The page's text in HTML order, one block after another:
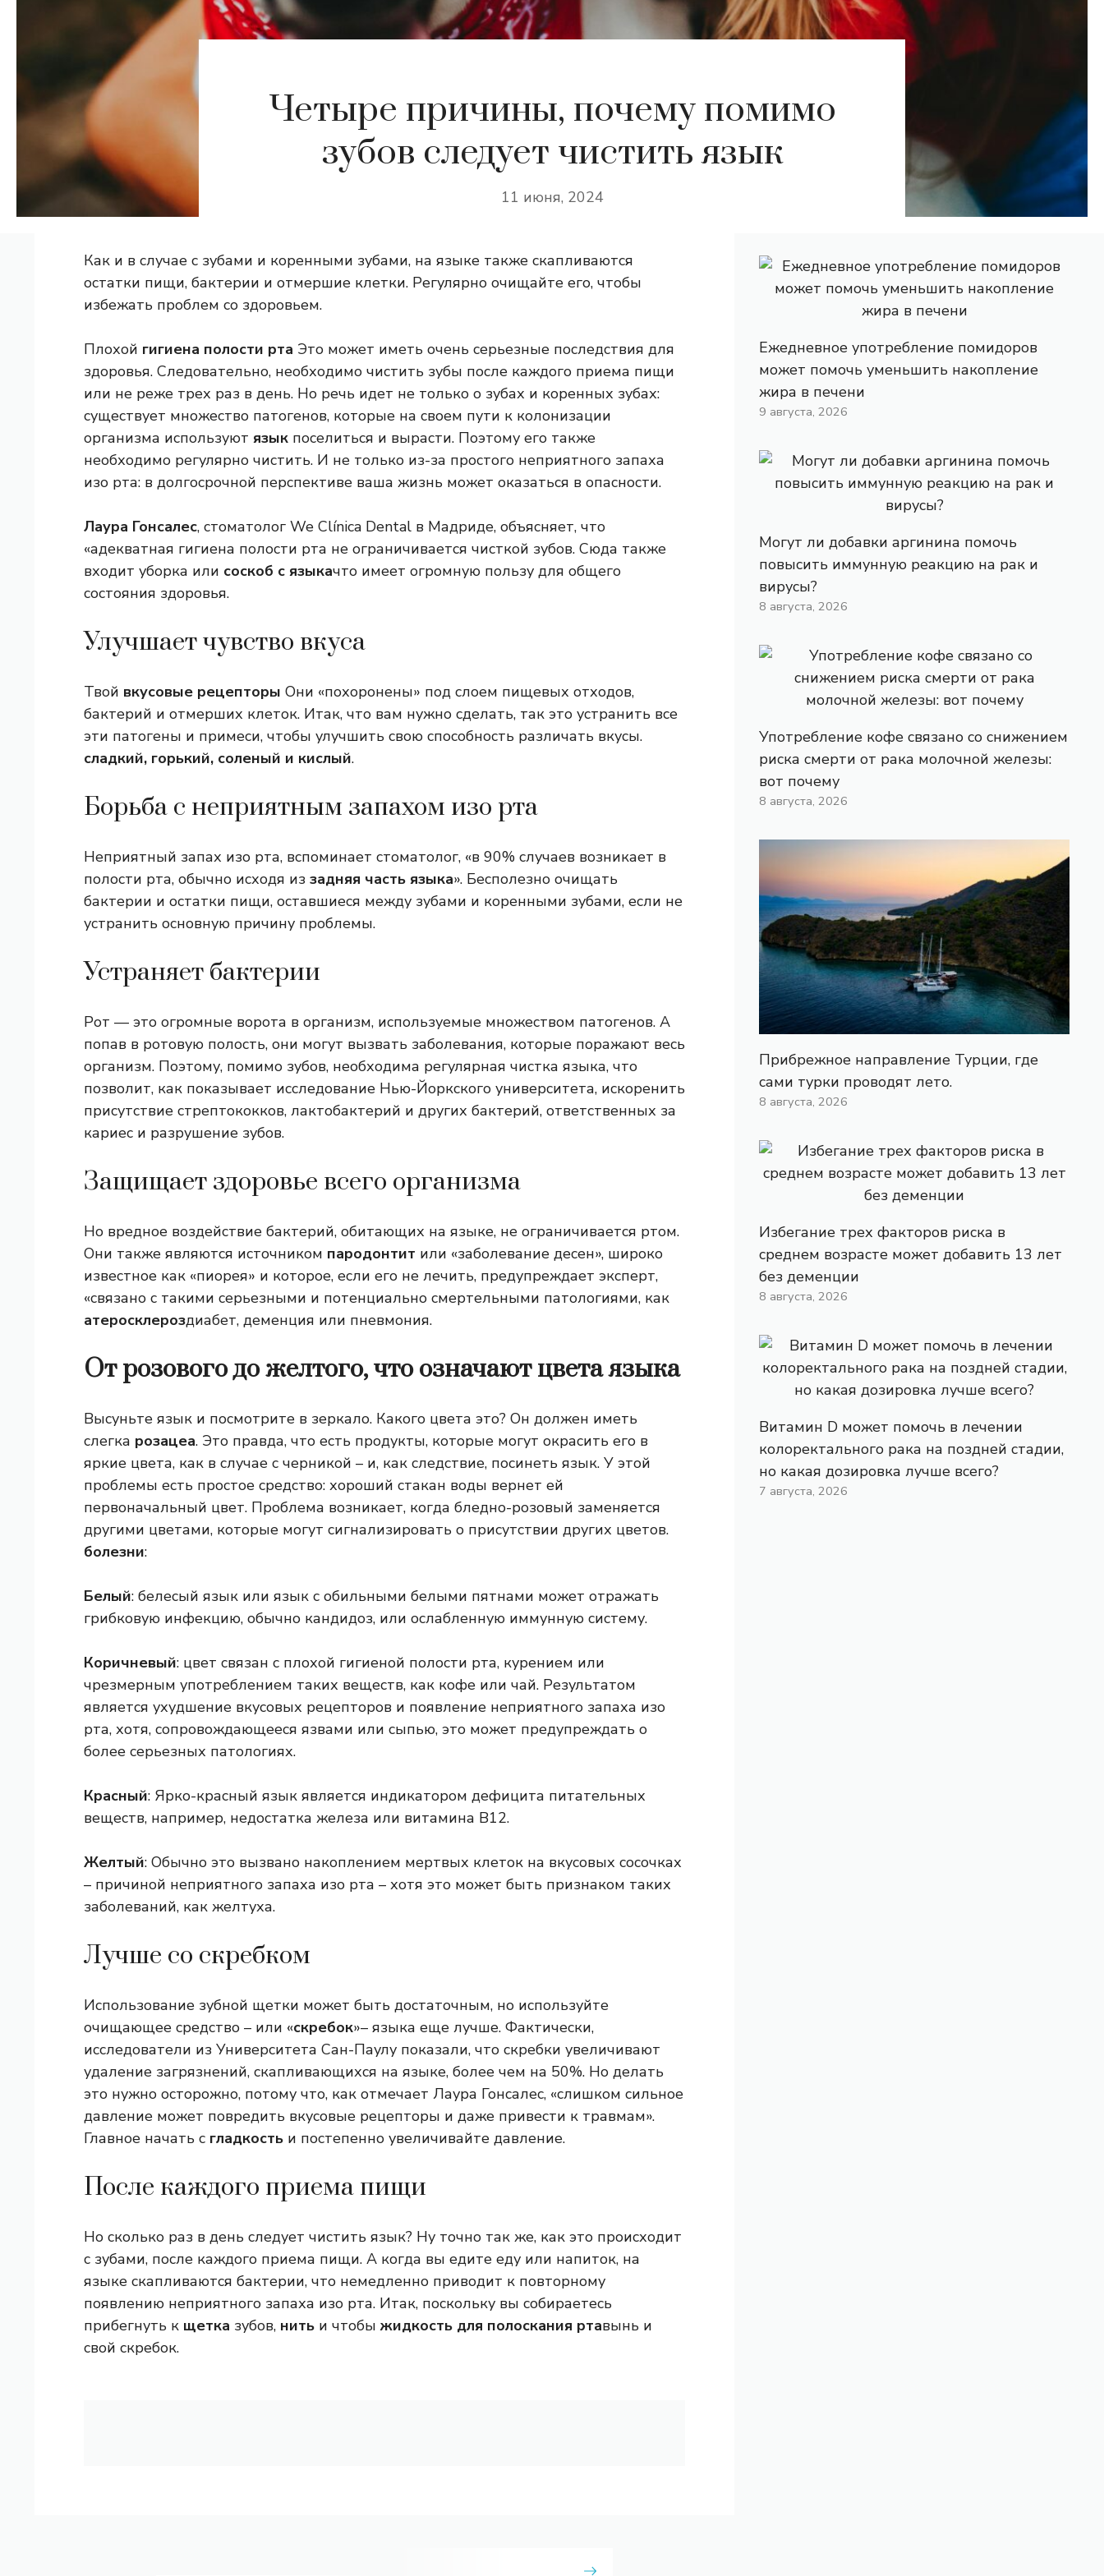
Четыре причины, почему помимо
зубов следует чистить язык
11 июня, 2024
Как и в случае с зубами и коренными зубами, на языке также скапливаются
остатки пищи, бактерии и отмершие клетки. Регулярно очищайте его, чтобы
избежать проблем со здоровьем.
Плохой гигиена полости рта Это может иметь очень серьезные последствия для
здоровья. Следовательно, необходимо чистить зубы после каждого приема пищи
или не реже трех раз в день. Но речь идет не только о зубах и коренных зубах:
существует множество патогенов, которые на своем пути к колонизации
организма используют язык поселиться и вырасти. Поэтому его также
необходимо регулярно чистить. И не только из-за простого неприятного запаха
изо рта: в долгосрочной перспективе ваша жизнь может оказаться в опасности.
Лаура Гонсалес, стоматолог We Clínica Dental в Мадриде, объясняет, что
«адекватная гигиена полости рта не ограничивается чисткой зубов. Сюда также
входит уборка или соскоб с языкачто имеет огромную пользу для общего
состояния здоровья.
Улучшает чувство вкуса
Твой вкусовые рецепторы Они «похоронены» под слоем пищевых отходов,
бактерий и отмерших клеток. Итак, что вам нужно сделать, так это устранить все
эти патогены и примеси, чтобы улучшить свою способность различать вкусы.
сладкий, горький, соленый и кислый.
Борьба с неприятным запахом изо рта
Неприятный запах изо рта, вспоминает стоматолог, «в 90% случаев возникает в
полости рта, обычно исходя из задняя часть языка». Бесполезно очищать
бактерии и остатки пищи, оставшиеся между зубами и коренными зубами, если не
устранить основную причину проблемы.
Устраняет бактерии
Рот — это огромные ворота в организм, используемые множеством патогенов. А
попав в ротовую полость, они могут вызвать заболевания, которые поражают весь
организм. Поэтому, помимо зубов, необходима регулярная чистка языка, что
позволит, как показывает исследование Нью-Йоркского университета, искоренить
присутствие стрептококков, лактобактерий и других бактерий, ответственных за
кариес и разрушение зубов.
Защищает здоровье всего организма
Но вредное воздействие бактерий, обитающих на языке, не ограничивается ртом.
Они также являются источником пародонтит или «заболевание десен», широко
известное как «пиорея» и которое, если его не лечить, предупреждает эксперт,
«связано с такими серьезными и потенциально смертельными патологиями, как
атеросклероздиабет, деменция или пневмония.
От розового до желтого, что означают цвета языка
Высуньте язык и посмотрите в зеркало. Какого цвета это? Он должен иметь
слегка розацеа. Это правда, что есть продукты, которые могут окрасить его в
яркие цвета, как в случае с черникой – и, как следствие, посинеть язык. У этой
проблемы есть простое средство: хороший стакан воды вернет ей
первоначальный цвет. Проблема возникает, когда бледно-розовый заменяется
другими цветами, которые могут сигнализировать о присутствии других цветов.
болезни:
Белый: белесый язык или язык с обильными белыми пятнами может отражать
грибковую инфекцию, обычно кандидоз, или ослабленную иммунную систему.
Коричневый: цвет связан с плохой гигиеной полости рта, курением или
чрезмерным употреблением таких веществ, как кофе или чай. Результатом
является ухудшение вкусовых рецепторов и появление неприятного запаха изо
рта, хотя, сопровождающееся язвами или сыпью, это может предупреждать о
более серьезных патологиях.
Красный: Ярко-красный язык является индикатором дефицита питательных
веществ, например, недостатка железа или витамина B12.
Желтый: Обычно это вызвано накоплением мертвых клеток на вкусовых сосочках
– причиной неприятного запаха изо рта – хотя это может быть признаком таких
заболеваний, как желтуха.
Лучше со скребком
Использование зубной щетки может быть достаточным, но используйте
очищающее средство – или «скребок»– языка еще лучше. Фактически,
исследователи из Университета Сан-Паулу показали, что скребки увеличивают
удаление загрязнений, скапливающихся на языке, более чем на 50%. Но делать
это нужно осторожно, потому что, как отмечает Лаура Гонсалес, «слишком сильное
давление может повредить вкусовые рецепторы и даже привести к травмам».
Главное начать с гладкость и постепенно увеличивайте давление.
После каждого приема пищи
Но сколько раз в день следует чистить язык? Ну точно так же, как это происходит
с зубами, после каждого приема пищи. А когда вы едите еду или напиток, на
языке скапливаются бактерии, что немедленно приводит к повторному
появлению неприятного запаха изо рта. Итак, поскольку вы собираетесь
прибегнуть к щетка зубов, нить и чтобыжидкость для полоскания ртавынь и
свой скребок.
Ежедневное употребление помидоров
может помочь уменьшить накопление
жира в печени
9 августа, 2026
Могут ли добавки аргинина помочь
повысить иммунную реакцию на рак и
вирусы?
8 августа, 2026
Употребление кофе связано со снижением
риска смерти от рака молочной железы:
вот почему
8 августа, 2026
Прибрежное направление Турции, где
сами турки проводят лето.
8 августа, 2026
Избегание трех факторов риска в
среднем возрасте может добавить 13 лет
без деменции
8 августа, 2026
Витамин D может помочь в лечении
колоректального рака на поздней стадии,
но какая дозировка лучше всего?
7 августа, 2026